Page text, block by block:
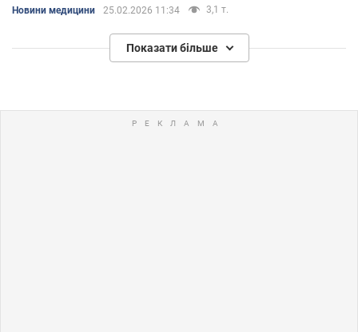
Новини медицини 25.02.2026 11:34 3,1 т.
Показати більше